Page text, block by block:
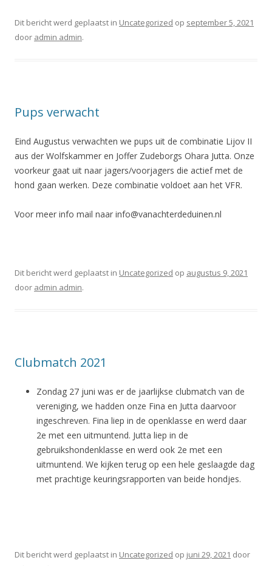
Dit bericht werd geplaatst in Uncategorized op september 5, 2021
door admin admin.
Pups verwacht
Eind Augustus verwachten we pups uit de combinatie Lijov II
aus der Wolfskammer en Joffer Zudeborgs Ohara Jutta. Onze
voorkeur gaat uit naar jagers/voorjagers die actief met de
hond gaan werken. Deze combinatie voldoet aan het VFR.
Voor meer info mail naar info@vanachterdeduinen.nl
Dit bericht werd geplaatst in Uncategorized op augustus 9, 2021
door admin admin.
Clubmatch 2021
Zondag 27 juni was er de jaarlijkse clubmatch van de
vereniging, we hadden onze Fina en Jutta daarvoor
ingeschreven. Fina liep in de openklasse en werd daar
2e met een uitmuntend. Jutta liep in de
gebruikshondenklasse en werd ook 2e met een
uitmuntend. We kijken terug op een hele geslaagde dag
met prachtige keuringsrapporten van beide hondjes.
Dit bericht werd geplaatst in Uncategorized op juni 29, 2021 door